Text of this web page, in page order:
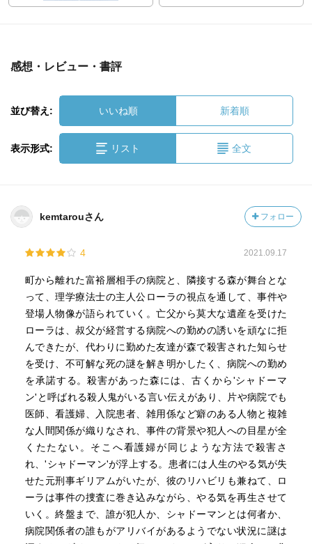
感想・レビュー・書評
並び替え: いいね順 新着順
表示形式: リスト 全文
kemtarouさん フォロー
4 2021.09.17
町から離れた富裕層相手の病院と、隣接する森が舞台とな
って、理学療法士の主人公ローラの視点を通して、事件や
登場人物像が語られていく。亡父から莫大な遺産を受けた
ローラは、叔父が経営する病院への勤めの誘いを頑なに拒
んできたが、代わりに勤めた友達が森で殺害された知らせ
を受け、不可解な死の謎を解き明かしたく、病院への勤め
を承諾する。殺害があった森には、古くから'シャドーマ
ン'と呼ばれる殺人鬼がいる言い伝えがあり、片や病院でも
医師、看護婦、入院患者、雑用係など癖のある人物と複雑
な人間関係が織りなされ、事件の背景や犯人への目星が全
くたたない。そこへ看護婦が同じような方法で殺害さ
れ、'シャドーマン'が浮上する。患者には人生のやる気が失
せた元刑事ギリアムがいたが、彼のリハビリも兼ねて、ロ
ーラは事件の捜査に巻き込みながら、やる気を再生させて
いく。終盤まで、誰が犯人か、シャドーマンとは何者か、
病院関係者の誰もがアリバイがあるようでない状況に謎は